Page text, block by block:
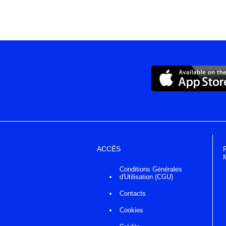
ACCÈS
Conditions Générales
d'Utilisation (CGU)
Contacts
Cookies